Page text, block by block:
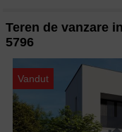
Teren de vanzare
5796
Vandut